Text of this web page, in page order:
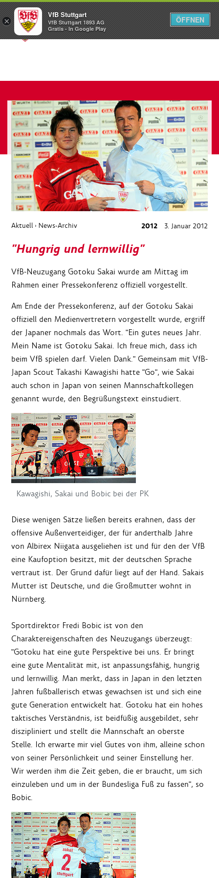
Menü
Aktuell › News-Archiv 2012 3. Januar 2012
"Hungrig und lernwillig"
VfB-Neuzugang Gotoku Sakai wurde am Mittag im
Rahmen einer Pressekonferenz offiziell vorgestellt.
Am Ende der Pressekonferenz, auf der Gotoku Sakai
offiziell den Medienvertretern vorgestellt wurde, ergriff
der Japaner nochmals das Wort. "Ein gutes neues Jahr.
Mein Name ist Gotoku Sakai. Ich freue mich, dass ich
beim VfB spielen darf. Vielen Dank." Gemeinsam mit VfB-
Japan Scout Takashi Kawagishi hatte "Go", wie Sakai
auch schon in Japan von seinen Mannschaftkollegen
genannt wurde, den Begrüßungstext einstudiert.
Kawagishi, Sakai und Bobic bei der PK
Diese wenigen Sätze ließen bereits erahnen, dass der
offensive Außenverteidiger, der für anderthalb Jahre
von Albirex Niigata ausgeliehen ist und für den der VfB
eine Kaufoption besitzt, mit der deutschen Sprache
vertraut ist. Der Grund dafür liegt auf der Hand. Sakais
Mutter ist Deutsche, und die Großmutter wohnt in
Nürnberg.
Sportdirektor Fredi Bobic ist von den
Charaktereigenschaften des Neuzugangs überzeugt:
"Gotoku hat eine gute Perspektive bei uns. Er bringt
eine gute Mentalität mit, ist anpassungsfähig, hungrig
und lernwillig. Man merkt, dass in Japan in den letzten
Jahren fußballerisch etwas gewachsen ist und sich eine
gute Generation entwickelt hat. Gotoku hat ein hohes
taktisches Verständnis, ist beidfüßig ausgebildet, sehr
diszipliniert und stellt die Mannschaft an oberste
Stelle. Ich erwarte mir viel Gutes von ihm, alleine schon
von seiner Persönlichkeit und seiner Einstellung her.
Wir werden ihm die Zeit geben, die er braucht, um sich
einzuleben und um in der Bundesliga Fuß zu fassen", so
Bobic.
×
VfB Stuttgart
VfB Stuttgart 1893 AG
Gratis - In Google Play
ÖFFNEN